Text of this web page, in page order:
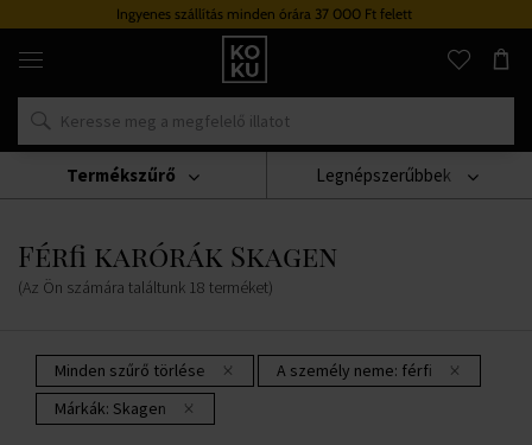
Ingyenes szállítás minden órára 37 000 Ft felett
Eredeti
parfümök
órák
egy
Karórák Férfi Karórák Férfi Karórák Skagen
Férfi karórák Skagen
(Az Ön számára találtunk 18 terméket)
Legnépszerűbbek
Minden szűrő törlése A személy neme: férfi
Márkák: Skagen
Termékszűrő